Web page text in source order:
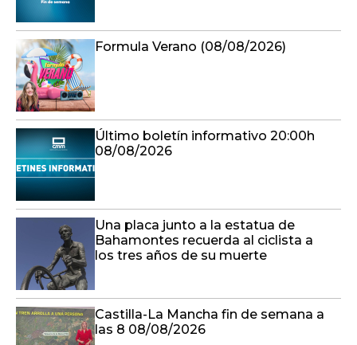
Formula Verano (08/08/2026)
Último boletín informativo 20:00h
08/08/2026
Una placa junto a la estatua de
Bahamontes recuerda al ciclista a
los tres años de su muerte
Castilla-La Mancha fin de semana a
las 8 08/08/2026